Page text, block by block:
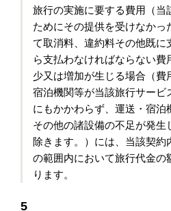
旅行の実施に要する費用（当
ためにその提供を受けなかっ
て取消料、違約料その他既に
ら支払わなければならない費
少又は増加が生じる場合（費
宿泊機関等が当該旅行サービ
にもかかわらず、運送・宿泊
その他の諸設備の不足が発生
除きます。）には、当該契約
の範囲内において旅行代金の
ります。
5